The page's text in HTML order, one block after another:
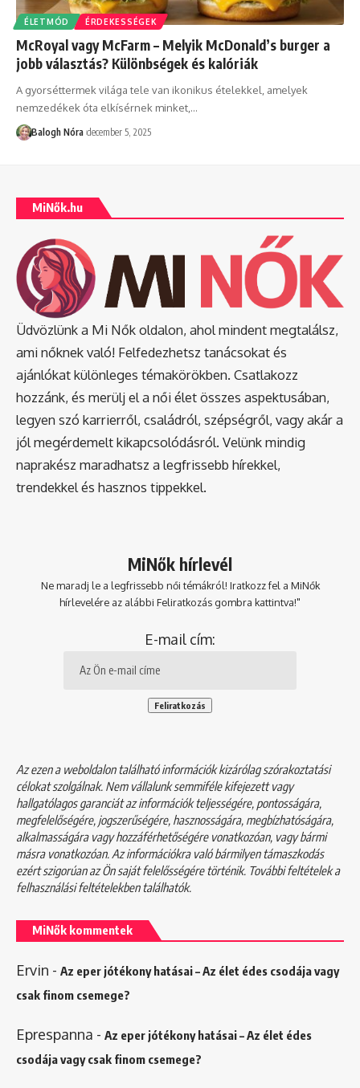
ÉLETMÓD ÉRDEKESSÉGEK
McRoyal vagy McFarm – Melyik McDonald’s burger a
jobb választás? Különbségek és kalóriák
A gyorséttermek világa tele van ikonikus ételekkel, amelyek
nemzedékek óta elkísérnek minket, …
Balogh Nóra december 5, 2025
MiNők.hu
Üdvözlünk a Mi Nők oldalon, ahol mindent megtalálsz,
ami nőknek való! Felfedezhetsz tanácsokat és
ajánlókat különleges témakörökben. Csatlakozz
hozzánk, és merülj el a női élet összes aspektusában,
legyen szó karrierről, családról, szépségről, vagy akár a
jól megérdemelt kikapcsolódásról. Velünk mindig
naprakész maradhatsz a legfrissebb hírekkel,
trendekkel és hasznos tippekkel.
MiNők hírlevél
Ne maradj le a legfrissebb női témákról! Iratkozz fel a MiNők
hírlevelére az alábbi Feliratkozás gombra kattintva!"
E-mail cím:
Az ezen a weboldalon található információk kizárólag szórakoztatási
célokat szolgálnak. Nem vállalunk semmiféle kifejezett vagy
hallgatólagos garanciát az információk teljességére, pontosságára,
megfelelőségére, jogszerűségére, hasznosságára, megbízhatóságára,
alkalmasságára vagy hozzáférhetőségére vonatkozóan, vagy bármi
másra vonatkozóan. Az információkra való bármilyen támaszkodás
ezért szigorúan az Ön saját felelősségére történik. További feltételek a
felhasználási feltételekbentalálhatók.
MiNők kommentek
Ervin - Az eper jótékony hatásai – Az élet édes csodája vagy
csak finom csemege?
Eprespanna - Az eper jótékony hatásai – Az élet édes
csodája vagy csak finom csemege?